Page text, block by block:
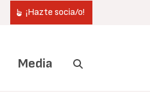
¡Hazte socia/o!
Media